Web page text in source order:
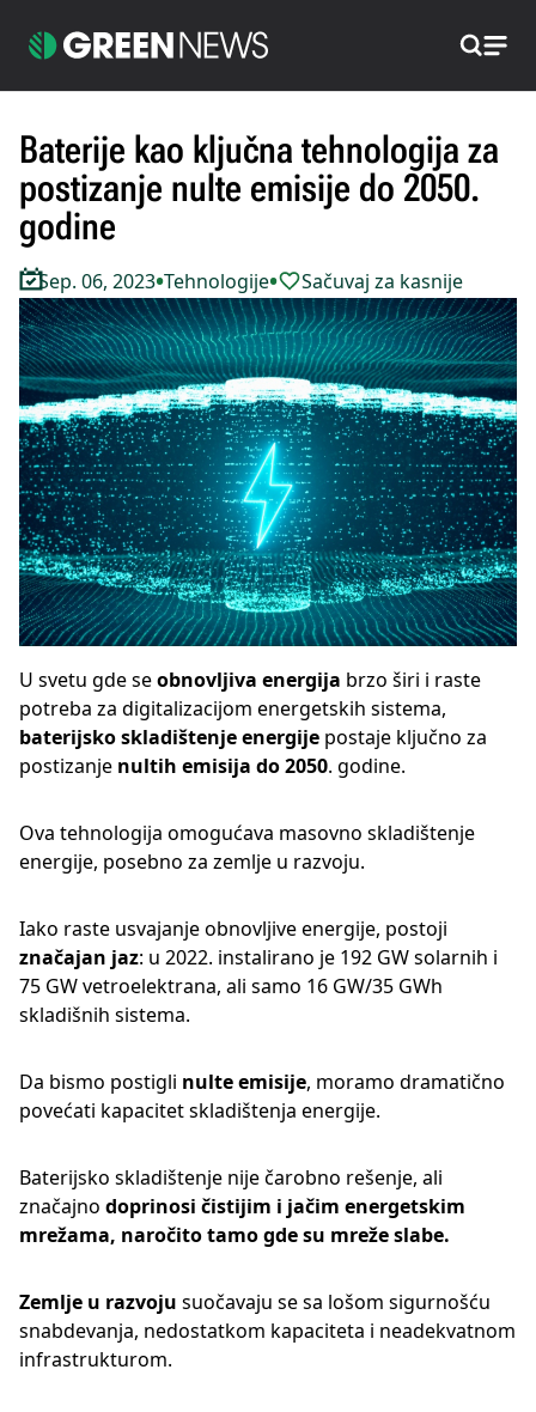
Pretraži
Baterije kao ključna tehnologija za
postizanje nulte emisije do 2050.
godine
Sep. 06, 2023•Tehnologije• Sačuvaj za kasnije
U svetu gde seobnovljiva energija brzo širi i raste
potreba za digitalizacijom energetskih sistema,
baterijsko skladištenje energije postaje ključno za
postizanje nultih emisija do 2050. godine.
Ova tehnologija omogućava masovno skladištenje
energije, posebno za zemlje u razvoju.
Iako raste usvajanje obnovljive energije, postoji
značajan jaz: u 2022. instalirano je 192 GW solarnih i
75 GW vetroelektrana, ali samo 16 GW/35 GWh
skladišnih sistema.
Da bismo postigli nulte emisije, moramo dramatično
povećati kapacitet skladištenja energije.
Baterijsko skladištenje nije čarobno rešenje, ali
značajno doprinosi čistijim i jačim energetskim
mrežama, naročito tamo gde su mreže slabe.
Zemlje u razvoju suočavaju se sa lošom sigurnošću
snabdevanja, nedostatkom kapaciteta i neadekvatnom
infrastrukturom.